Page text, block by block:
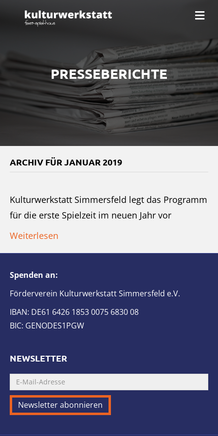
PRESSEBERICHTE
ARCHIV FÜR JANUAR 2019
Kulturwerkstatt Simmersfeld legt das Programm
für die erste Spielzeit im neuen Jahr vor
Weiterlesen
Spenden an:
Förderverein Kulturwerkstatt Simmersfeld e.V.
IBAN: DE61 6426 1853 0075 6830 08
BIC: GENODES1PGW
NEWSLETTER